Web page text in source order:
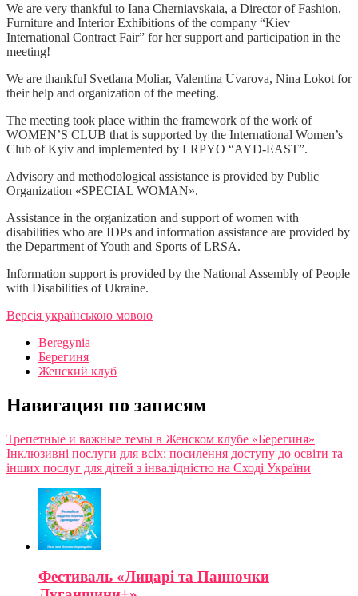
We are very thankful to Iana Cherniavskaia, a Director of Fashion,
Furniture and Interior Exhibitions of the company “Kiev
International Contract Fair” for her support and participation in the
meeting!
We are thankful Svetlana Moliar, Valentina Uvarova, Nina Lokot for
their help and organization of the meeting.
The meeting took place within the framework of the work of
WOMEN’S CLUB that is supported by the International Women’s
Club of Kyiv and implemented by LRPYO “AYD-EAST”.
Advisory and methodological assistance is provided by Public
Organization «SPECIAL WOMAN».
Assistance in the organization and support of women with
disabilities who are IDPs and information assistance are provided by
the Department of Youth and Sports of LRSA.
Information support is provided by the National Assembly of People
with Disabilities of Ukraine.
Версія українською мовою
Beregynia
Берегиня
Женский клуб
Навигация по записям
Трепетные и важные темы в Женском клубе «Берегиня»
Інклюзивні послуги для всіх: посилення доступу до освіти та
інших послуг для дітей з інвалідністю на Сході України
Фестиваль «Лицарі та Панночки